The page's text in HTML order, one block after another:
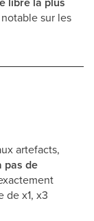
sur les
artefacts,
pas de
de x1, x3